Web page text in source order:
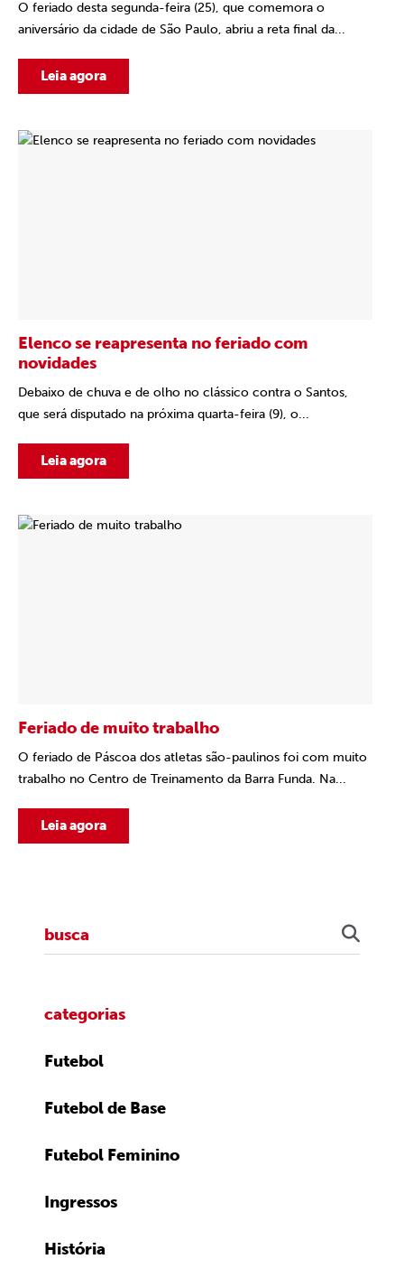
O feriado desta segunda-feira (25), que comemora o
aniversário da cidade de São Paulo, abriu a reta final da...
Leia agora
Elenco se reapresenta no feriado com
novidades
Debaixo de chuva e de olho no clássico contra o Santos,
que será disputado na próxima quarta-feira (9), o...
Leia agora
Feriado de muito trabalho
O feriado de Páscoa dos atletas são-paulinos foi com muito
trabalho no Centro de Treinamento da Barra Funda. Na...
Leia agora
categorias
Futebol
Futebol de Base
Futebol Feminino
Ingressos
História